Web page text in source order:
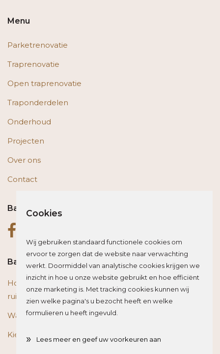
Menu
Parketrenovatie
Traprenovatie
Open traprenovatie
Traponderdelen
Onderhoud
Projecten
Over ons
Contact
Bas op social media
Bas blogt
Houten vloer of trap renoveren? Zo beïnvloed je de
ruimte optisch
Wat is het beste materiaal voor een traprenovatie?
Kies de juiste plint voor je vloer
Cookies
Wij gebruiken standaard functionele cookies om
ervoor te zorgen dat de website naar verwachting
werkt. Doormiddel van analytische cookies krijgen we
inzicht in hoe u onze website gebruikt en hoe efficiënt
onze marketing is. Met tracking cookies kunnen wij
zien welke pagina's u bezocht heeft en welke
formulieren u heeft ingevuld.
» Lees meer en geef uw voorkeuren aan